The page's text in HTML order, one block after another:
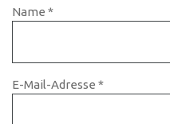
Name *
E-Mail-Adresse *